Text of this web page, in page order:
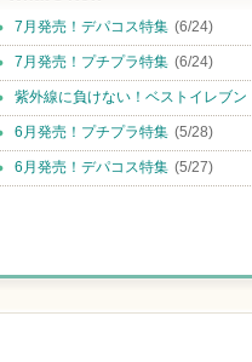
7月発売！デパコス特集 (6/24)
7月発売！プチプラ特集 (6/24)
紫外線に負けない！ベストイレブン
6月発売！プチプラ特集 (5/28)
6月発売！デパコス特集 (5/27)